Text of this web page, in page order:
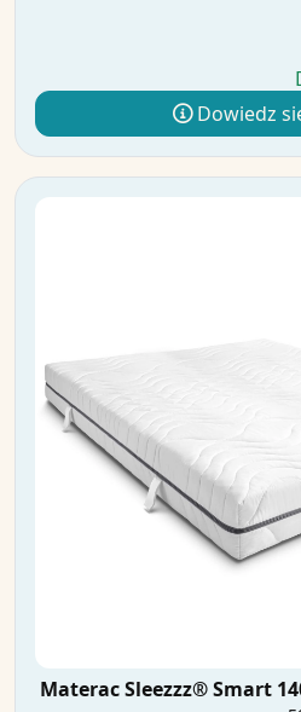
Dowiedz
Materac Sleezzz® Smart